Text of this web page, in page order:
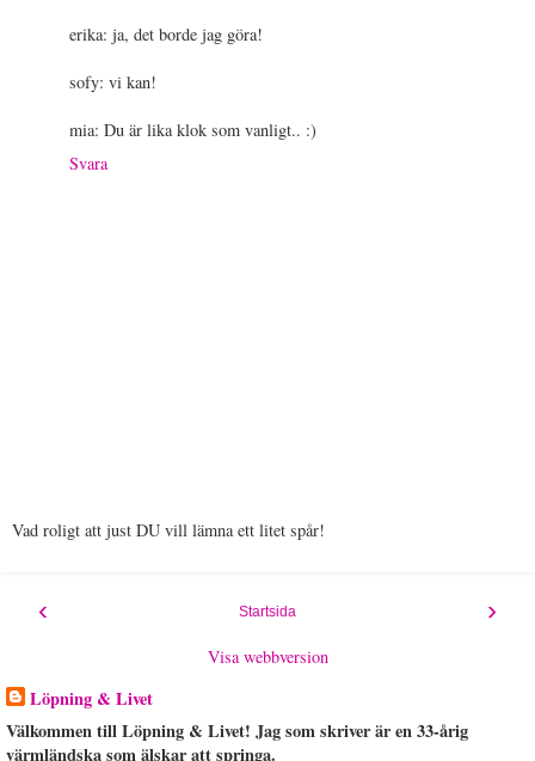
erika: ja, det borde jag göra!
sofy: vi kan!
mia: Du är lika klok som vanligt.. :)
Svara
Vad roligt att just DU vill lämna ett litet spår!
‹ ›
Startsida
Visa webbversion
Löpning & Livet
Välkommen till Löpning & Livet! Jag som skriver är en 33-årig
värmländska som älskar att springa.